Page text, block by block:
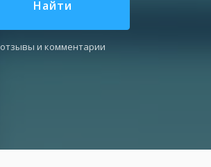
Найти
отзывы и комментарии